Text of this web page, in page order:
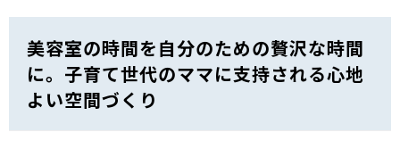
美容室の時間を自分のための贅沢な時間
に。子育て世代のママに支持される心地
よい空間づくり